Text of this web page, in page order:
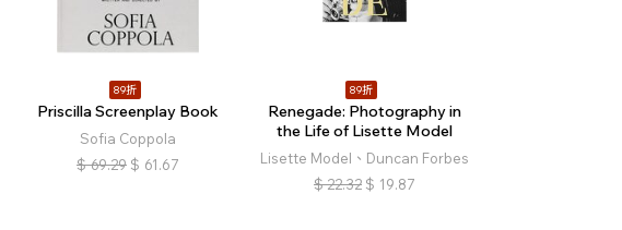
89折
Priscilla Screenplay Book
Sofia Coppola
$ 69.29 $ 61.67
89折
Renegade: Photography in
the Life of Lisette Model
Lisette Model、Duncan Forbes
$ 22.32 $ 19.87